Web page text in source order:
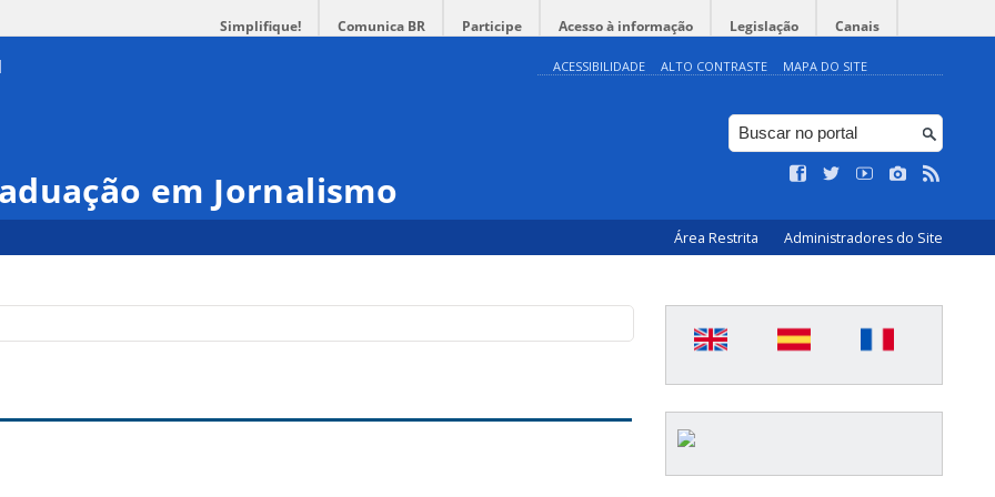
Simplifique! Comunica BR Participe Acesso à informação Legislação Canais
ACESSIBILIDADE ALTO CONTRASTE MAPA DO SITE
em Jornalismo
Área Restrita Administradores do Site